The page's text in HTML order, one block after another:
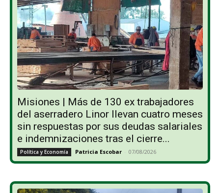
Misiones | Más de 130 ex trabajadores
del aserradero Linor llevan cuatro meses
sin respuestas por sus deudas salariales
e indemnizaciones tras el cierre...
Política y Economía Patricia Escobar - 07/08/2026